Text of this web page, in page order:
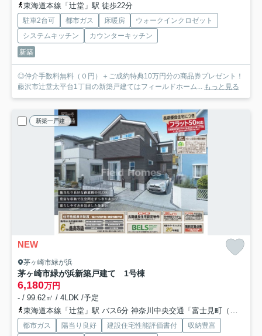
東海道本線「辻堂」駅 徒歩22分
駐車2台可 都市ガス 床暖房
ウォークインクロゼット
システムキッチン
カウンターキッチン
新築
◎仲介手数料無料（０円）＋ご成約特典10万円分の商品券プレゼント！
藤沢市辻堂太平台1丁目の新築戸建てはフィールドホーム... もっと見る
新築一戸建
NEW
茅ヶ崎市緑が浜
茅ヶ崎市緑が浜新築戸建て 1号棟
6,180万円
- / 99.62㎡ / 4LDK /予定
東海道本線「辻堂」駅 バス6分 神奈川中央交通「富士見町（茅ヶ崎市）」 停歩4分
都市ガス 陽当り良好 建設住宅性能評価書付
収納豊富